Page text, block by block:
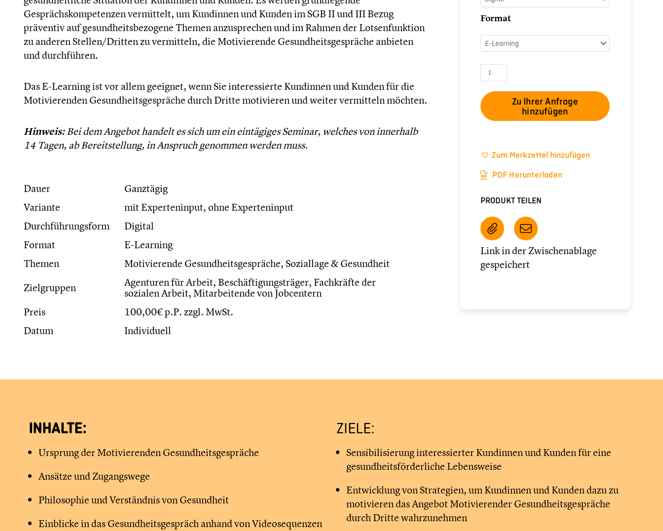
Gesprächskompetenzen vermittelt, um Kundinnen und Kunden im SGB II und III Bezug
präventiv auf gesundheitsbezogene Themen anzusprechen und im Rahmen der Lotsenfunktion
zu anderen Stellen/Dritten zu vermitteln, die Motivierende Gesundheitsgespräche anbieten
und durchführen.
Das E-Learning ist vor allem geeignet, wenn Sie interessierte Kundinnen und Kunden für die
Motivierenden Gesundheitsgespräche durch Dritte motivieren und weiter vermitteln möchten.
Hinweis:Bei dem Angebot handelt es sich um ein eintägiges Seminar, welches von innerhalb
14 Tagen, ab Bereitstellung, in Anspruch genommen werden muss.
Dauer
Ganztägig
Variante
mit Experteninput, ohne Experteninput
Durchführungsform
Digital
Format
E-Learning
Themen
Motivierende Gesundheitsgespräche, Soziallage & Gesundheit
Zielgruppen
Agenturen für Arbeit, Beschäftigungsträger, Fachkräfte der
sozialen Arbeit, Mitarbeitende von Jobcentern
Preis
100,00€ p.P. zzgl. MwSt.
Datum
Individuell
Format
Zu Ihrer Anfrage
hinzufügen
Zum Merkzettel hinzufügen
PDF Herunterladen
PRODUKT TEILEN
Link in der Zwischenablage
gespeichert
INHALTE:
Ursprung der Motivierenden Gesundheitsgespräche
Ansätze und Zugangswege
Philosophie und Verständnis von Gesundheit
Einblicke in das Gesundheitsgespräch anhand von Videosequenzen
ZIELE:
Sensibilisierung interessierter Kundinnen und Kunden für eine
gesundheitsförderliche Lebensweise
Entwicklung von Strategien, um Kundinnen und Kunden dazu zu
motivieren das Angebot Motivierender Gesundheitsgespräche
durch Dritte wahrzunehmen